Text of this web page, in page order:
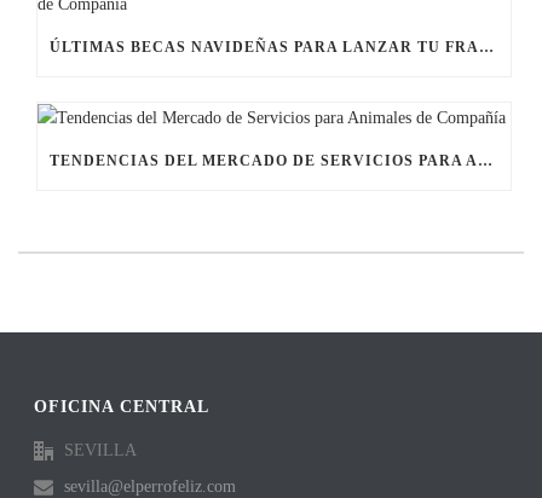
ÚLTIMAS BECAS NAVIDEÑAS PARA LANZAR TU FRANQUICIA DE ANIMALES DE COMPAÑÍA
TENDENCIAS DEL MERCADO DE SERVICIOS PARA ANIMALES DE COMPAÑÍA
OFICINA CENTRAL
SEVILLA
sevilla@elperrofeliz.com